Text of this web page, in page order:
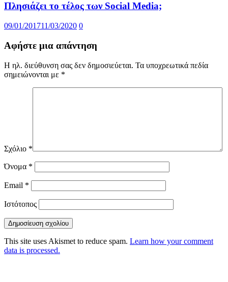
Πλησιάζει το τέλος των Social Media;
09/01/201711/03/2020 0
Αφήστε μια απάντηση
Η ηλ. διεύθυνση σας δεν δημοσιεύεται. Τα υποχρεωτικά πεδία
σημειώνονται με *
Σχόλιο *
Όνομα *
Email *
Ιστότοπος
This site uses Akismet to reduce spam. Learn how your comment
data is processed.